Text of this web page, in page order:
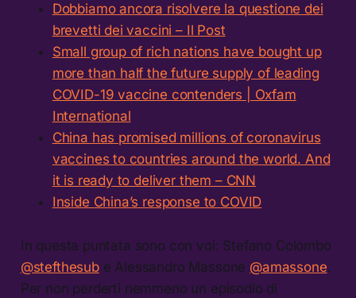
Dobbiamo ancora risolvere la questione dei
brevetti dei vaccini – Il Post
Small group of rich nations have bought up
more than half the future supply of leading
COVID-19 vaccine contenders | Oxfam
International
China has promised millions of coronavirus
vaccines to countries around the world. And
it is ready to deliver them – CNN
Inside China’s response to COVID
In questa puntata sono con voi: Stefano Colombo
@stefthesube Alessandro Massone @amassone.
Per non perderti nemmeno un episodio di